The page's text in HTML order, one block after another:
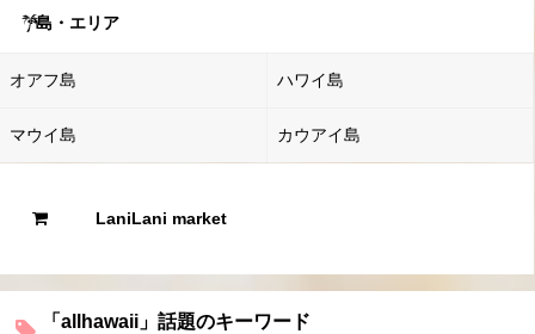
島・エリア
オアフ島 ハワイ島
マウイ島 カウアイ島
LaniLani market
「allhawaii」話題のキーワード